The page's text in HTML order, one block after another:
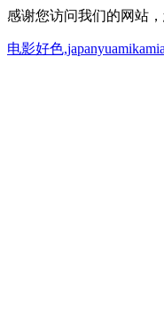
感谢您访问我们的网站
电影好色